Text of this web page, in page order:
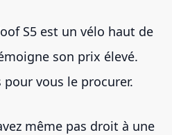
S5 est un vélo haut de
son prix élevé.
pour vous le procurer.
même pas droit à une